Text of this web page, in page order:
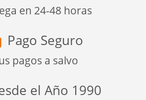
en 24-48 horas
Pago Seguro
pagos a salvo
el Año 1990